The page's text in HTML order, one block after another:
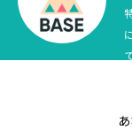
テニス四大大会・五輪